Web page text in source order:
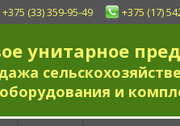
+375 (33) 359-95-49 +375 (17)
унитарное
оборудования и